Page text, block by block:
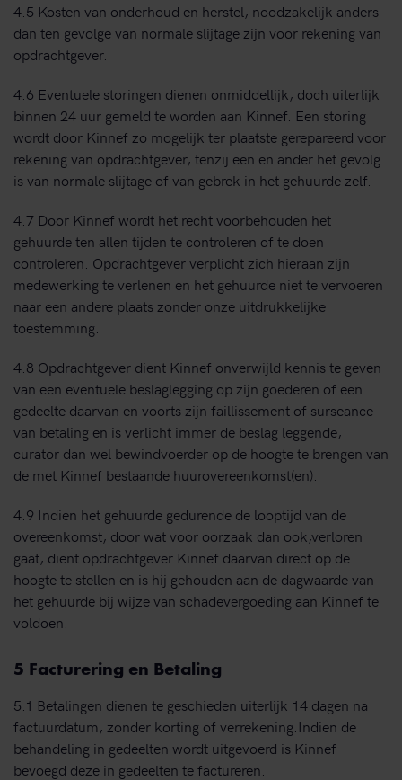
4.5 Kosten van onderhoud en herstel, noodzakelijk anders
dan ten gevolge van normale slijtage zijn voor rekening van
opdrachtgever.
4.6 Eventuele storingen dienen onmiddellijk, doch uiterlijk
binnen 24 uur gemeld te worden aan Kinnef. Een storing
wordt door Kinnef zo mogelijk ter plaatste gerepareerd voor
rekening van opdrachtgever, tenzij een en ander het gevolg
is van normale slijtage of van gebrek in het gehuurde zelf.
4.7 Door Kinnef wordt het recht voorbehouden het
gehuurde ten allen tijden te controleren of te doen
controleren. Opdrachtgever verplicht zich hieraan zijn
medewerking te verlenen en het gehuurde niet te vervoeren
naar een andere plaats zonder onze uitdrukkelijke
toestemming.
4.8 Opdrachtgever dient Kinnef onverwijld kennis te geven
van een eventuele beslaglegging op zijn goederen of een
gedeelte daarvan en voorts zijn faillissement of surseance
van betaling en is verlicht immer de beslag leggende,
curator dan wel bewindvoerder op de hoogte te brengen van
de met Kinnef bestaande huurovereenkomst(en).
4.9 Indien het gehuurde gedurende de looptijd van de
overeenkomst, door wat voor oorzaak dan ook,verloren
gaat, dient opdrachtgever Kinnef daarvan direct op de
hoogte te stellen en is hij gehouden aan de dagwaarde van
het gehuurde bij wijze van schadevergoeding aan Kinnef te
voldoen.
5 Facturering en Betaling
5.1 Betalingen dienen te geschieden uiterlijk 14 dagen na
factuurdatum, zonder korting of verrekening.Indien de
behandeling in gedeelten wordt uitgevoerd is Kinnef
bevoegd deze in gedeelten te factureren.